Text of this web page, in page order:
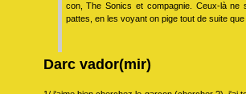
con, The Sonics et compagnie. Ceux-là
pattes, en les voyant on pige tout de suite
Darc vador(mir)